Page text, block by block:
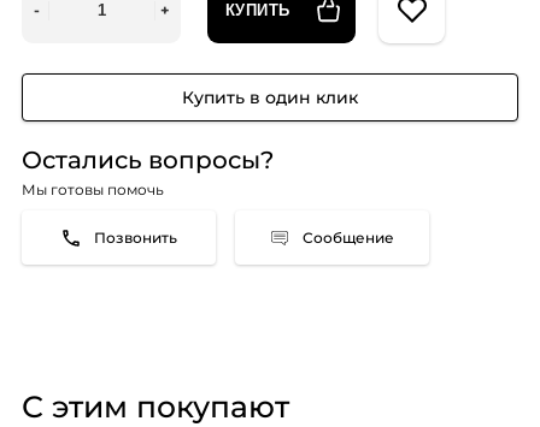
КУПИТЬ
Купить в один клик
Остались вопросы?
Мы готовы помочь
Сообщение
С этим покупают